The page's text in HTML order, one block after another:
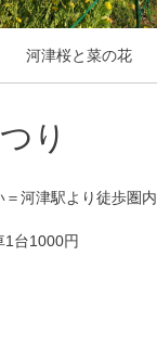
河津桜と菜の花
り
＝河津駅より徒歩圏内
1台1000円